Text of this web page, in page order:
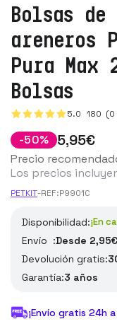
Bolsas de
areneros
Pura
Bolsas
5.0 180 (0
-50% 5,95€
Precio
Los precios
PETKIT-REF:P9901C
Disponibilidad:¡En
Envío :Desde 2,95€
Devolución gratis:
Garantía:3 años
¡Envío gratis 24h